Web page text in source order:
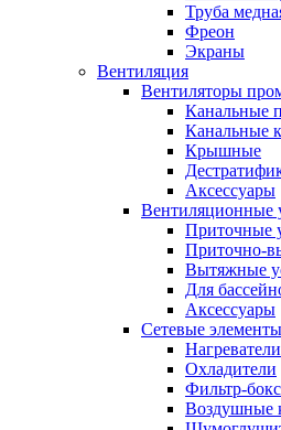
Труба
Фреон
Экраны
Вентиляция
Вентиляторы
Канальные
Канальные
Крышные
Аксессуары
Вентиляционные
Приточные
Приточно-
Вытяжные
Для
Аксессуары
Сетевые элементы
Нагреватели
Охладители
Фильтр-
Воздушные